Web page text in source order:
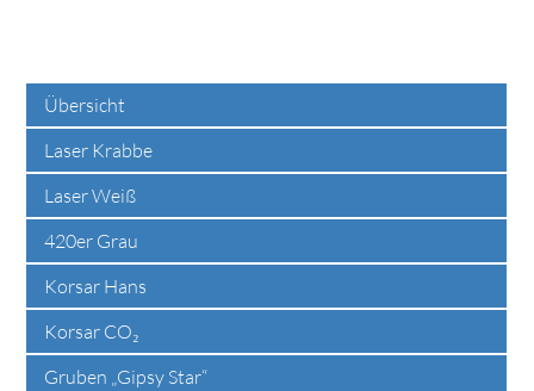
Übersicht
Laser Krabbe
Laser Weiß
420er Grau
Korsar Hans
Korsar CO₂
Gruben „Gipsy Star“